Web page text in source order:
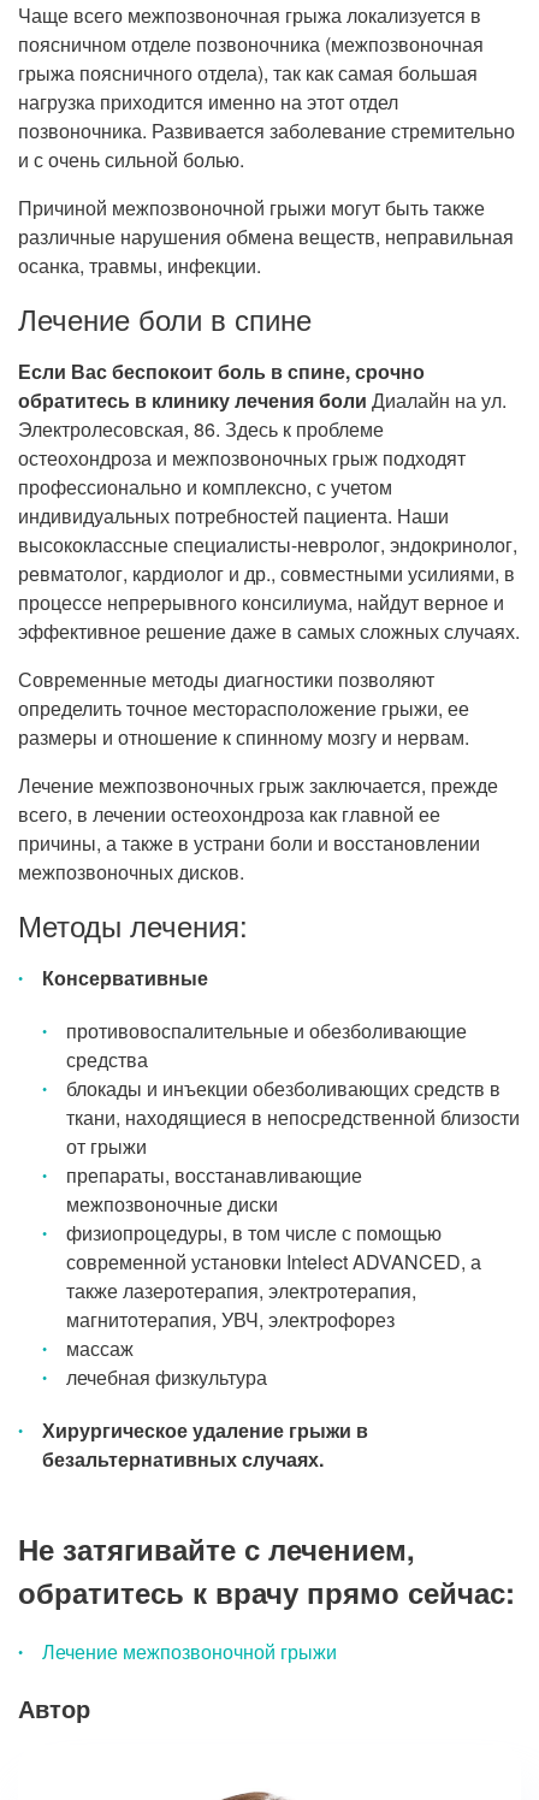
Чаще всего межпозвоночная грыжа локализуется в
поясничном отделе позвоночника (межпозвоночная
грыжа поясничного отдела), так как самая большая
нагрузка приходится именно на этот отдел
позвоночника. Развивается заболевание стремительно
и с очень сильной болью.
Причиной межпозвоночной грыжи могут быть также
различные нарушения обмена веществ, неправильная
осанка, травмы, инфекции.
Лечение боли в спине
Если Вас беспокоит боль в спине, срочно
обратитесь в клинику лечения боли Диалайн на ул.
Электролесовская, 86. Здесь к проблеме
остеохондроза и межпозвоночных грыж подходят
профессионально и комплексно, с учетом
индивидуальных потребностей пациента. Наши
высококлассные специалисты-невролог, эндокринолог,
ревматолог, кардиолог и др., совместными усилиями, в
процессе непрерывного консилиума, найдут верное и
эффективное решение даже в самых сложных случаях.
Современные методы диагностики позволяют
определить точное месторасположение грыжи, ее
размеры и отношение к спинному мозгу и нервам.
Лечение межпозвоночных грыж заключается, прежде
всего, в лечении остеохондроза как главной ее
причины, а также в устрани боли и восстановлении
межпозвоночных дисков.
Методы лечения:
Консервативные
противовоспалительные и обезболивающие
средства
блокады и инъекции обезболивающих средств в
ткани, находящиеся в непосредственной близости
от грыжи
препараты, восстанавливающие
межпозвоночные диски
физиопроцедуры, в том числе с помощью
современной установки Intelect ADVANCED, а
также лазеротерапия, электротерапия,
магнитотерапия, УВЧ, электрофорез
массаж
лечебная физкультура
Хирургическое удаление грыжи в
безальтернативных случаях.
Не затягивайте с лечением,
обратитесь к врачу прямо сейчас:
Лечение межпозвоночной грыжи
Автор